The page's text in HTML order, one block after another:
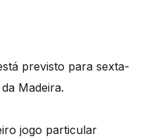
previsto para sexta-
Madeira.
jogo particular